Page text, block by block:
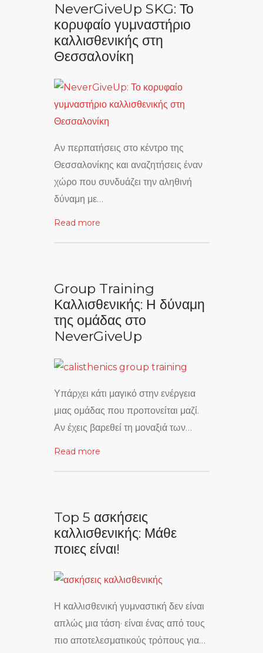
NeverGiveUp SKG: Το
κορυφαίο γυμναστήριο
καλλισθενικής στη
Θεσσαλονίκη
Αν περπατήσεις στο κέντρο της
Θεσσαλονίκης και αναζητήσεις έναν
χώρο που συνδυάζει την αληθινή
δύναμη με…
Read more
Group Training
Καλλισθενικής: Η δύναμη
της ομάδας στο
NeverGiveUp
Υπάρχει κάτι μαγικό στην ενέργεια
μιας ομάδας που προπονείται μαζί.
Αν έχεις βαρεθεί τη μοναξιά των…
Read more
Top 5 ασκήσεις
καλλισθενικής: Μάθε
ποιες είναι!
Η καλλισθενική γυμναστική δεν είναι
απλώς μια τάση· είναι ένας από τους
πιο αποτελεσματικούς τρόπους για…